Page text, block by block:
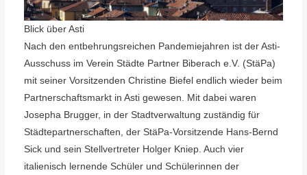
Blick über Asti
Nach den entbehrungsreichen Pandemiejahren ist der Asti-
Ausschuss im Verein Städte Partner Biberach e.V. (StäPa)
mit seiner Vorsitzenden Christine Biefel endlich wieder beim
Partnerschaftsmarkt in Asti gewesen. Mit dabei waren
Josepha Brugger, in der Stadtverwaltung zuständig für
Städtepartnerschaften, der StäPa-Vorsitzende Hans-Bernd
Sick und sein Stellvertreter Holger Kniep. Auch vier
italienisch lernende Schüler und Schülerinnen der